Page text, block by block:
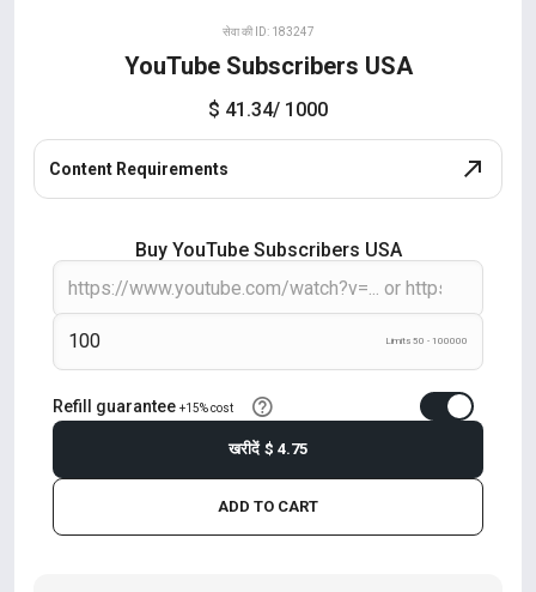
सेवा की ID: 183247
YouTube Subscribers USA
$ 41.34/ 1000
Content Requirements
Buy YouTube Subscribers USA
Limits 50 - 100000
Refill guarantee +15% cost
ADD TO CART
खरीदें $ 4.75